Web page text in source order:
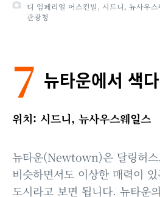
디 임페리얼 어스킨빌, 시드니, 뉴사우
관광청
7 뉴타운에서 색
위치: 시드니, 뉴사우스웨일스
뉴타운(Newtown)은 달링허
비슷하면서도 이상한 매력이
도시라고 보면 됩니다. 뉴타운